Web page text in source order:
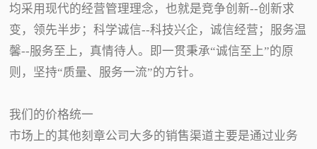
均采用现代的经营管理理念，也就是竞争创新--创新求
变，领先半步；科学诚信--科技兴企，诚信经营；服务温
馨--服务至上，真情待人。即一贯秉承“诚信至上”的原
则，坚持“质量、服务一流”的方针。
我们的价格统一
市场上的其他刻章公司大多的销售渠道主要是通过业务